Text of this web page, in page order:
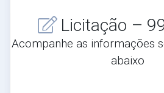
Licitação –
Acompanhe as informações
abaixo